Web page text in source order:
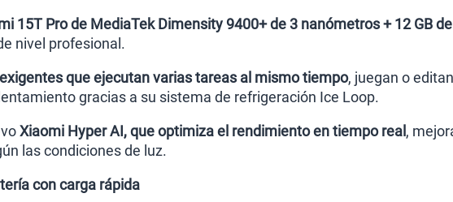
15T Pro de MediaTek Dimensity 9400+ de 3 nanómetros + 12 GB
nivel profesional.
que ejecutan varias tareas al mismo tiempo, juegan o
gracias a su sistema de refrigeración Ice Loop.
Xiaomi Hyper AI, que optimiza el rendimiento en tiempo real ,
las condiciones de luz.
con carga rápida